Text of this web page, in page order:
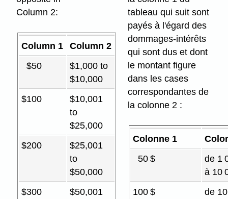
Column 2:
Column 1
Column 2
$50
$1,000 to
$10,000
$100
$10,001
to
$25,000
$200
$25,001
to
$50,000
$300
$50,001
tableau qui suit sont
payés à l'égard des
dommages-intérêts
qui sont dus et dont
le montant figure
dans les cases
correspondantes de
la colonne 2 :
Colonne 1
50 $
de 1
à 10
100 $
de